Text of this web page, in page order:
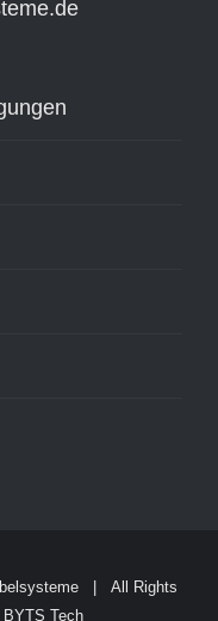
| All Rights
BYTS Tech